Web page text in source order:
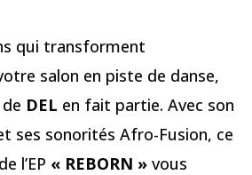
qui transforment
salon en piste de danse,
DEL en fait partie. Avec son
ses sonorités Afro-Fusion, ce
l’EP « REBORN » vous